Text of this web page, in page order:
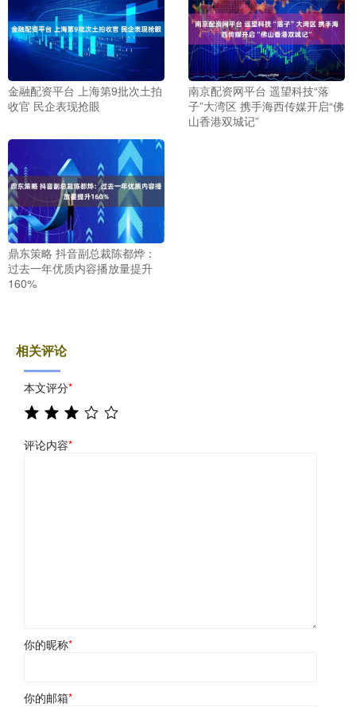
金融配资平台 上海第9批次土拍
收官 民企表现抢眼
南京配资网平台 遥望科技“落
子”大湾区 携手海西传媒开启“佛
山香港双城记”
鼎东策略 抖音副总裁陈都烨：
过去一年优质内容播放量提升
160%
相关评论
本文评分*
评论内容*
你的昵称*
你的邮箱*